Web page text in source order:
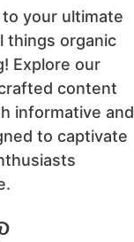
your ultimate
things organic
Explore our
content
informative and
to captivate